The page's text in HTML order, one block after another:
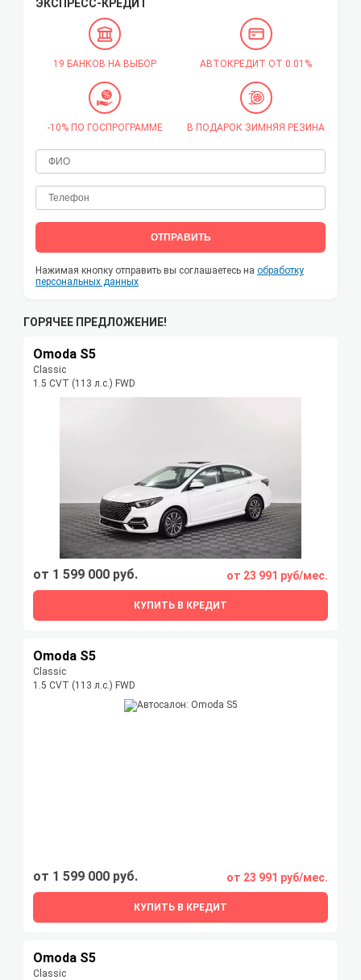
ЭКСПРЕСС-КРЕДИТ
19 БАНКОВ НА ВЫБОР АВТОКРЕДИТ ОТ 0.01%
-10% ПО ГОСПРОГРАММЕ В ПОДАРОК ЗИМНЯЯ РЕЗИНА
ОТПРАВИТЬ
Нажимая кнопку отправить вы соглашаетесь на обработку
персональных данных
ГОРЯЧЕЕ ПРЕДЛОЖЕНИЕ!
Omoda S5
Classic
1.5 CVT (113 л.с.) FWD
от 1 599 000 руб. от 23 991 руб/мес.
КУПИТЬ В КРЕДИТ
Omoda S5
Classic
1.5 CVT (113 л.с.) FWD
от 1 599 000 руб. от 23 991 руб/мес.
КУПИТЬ В КРЕДИТ
Omoda S5
Classic